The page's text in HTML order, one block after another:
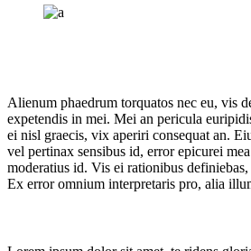
Alienum phaedrum torquatos nec eu, vis
expetendis in mei. Mei an pericula
ei nisl graecis, vix aperiri consequat an.
vel pertinax sensibus id, error epicurei
moderatius id. Vis ei rationibus
Ex error omnium interpretaris pro, alia